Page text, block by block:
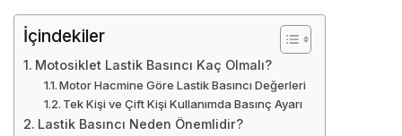
İçindekiler
Motosiklet Lastik Basıncı Kaç Olmalı?
Motor Hacmine Göre Lastik Basıncı Değerleri
Tek Kişi ve Çift Kişi Kullanımda Basınç Ayarı
Lastik Basıncı Neden Önemlidir?